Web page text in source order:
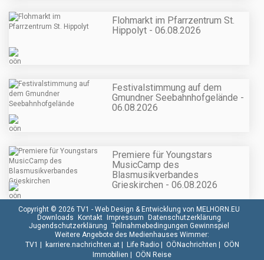
Flohmarkt im Pfarrzentrum St.
Hippolyt - 06.08.2026
Festivalstimmung auf dem
Gmundner Seebahnhofgelände -
06.08.2026
Premiere für Youngstars
MusicCamp des
Blasmusikverbandes
Grieskirchen - 06.08.2026
Copyright © 2026 TV1 - Web Design & Entwicklung von MELHORN.EU
Downloads
Kontakt Impressum
Datenschutzerklärung
Jugendschutzerklärung Teilnahmebedingungen Gewinnspiel
Weitere Angebote des Medienhauses Wimmer:
TV1
karriere.nachrichten.at| Life Radio| OÖNachrichten
OÖN
Immobilien
OÖN Reise